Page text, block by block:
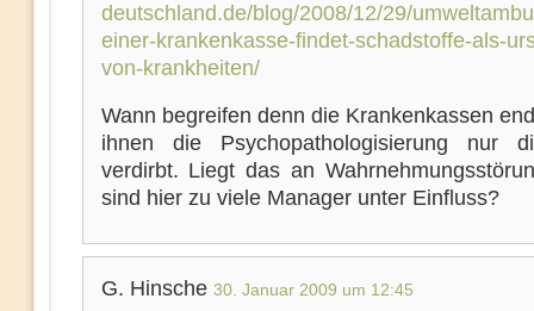
deutschland.de/blog/2008/12/29/
einer-krankenkasse-findet-schadstoffe-als-
von-krankheiten/
Wann begreifen denn die Krankenkassen
ihnen die Psychopathologisierung nur
verdirbt. Liegt das an
sind hier zu viele Manager unter Einfluss?
G. Hinsche 30. Januar 2009 um 12:45